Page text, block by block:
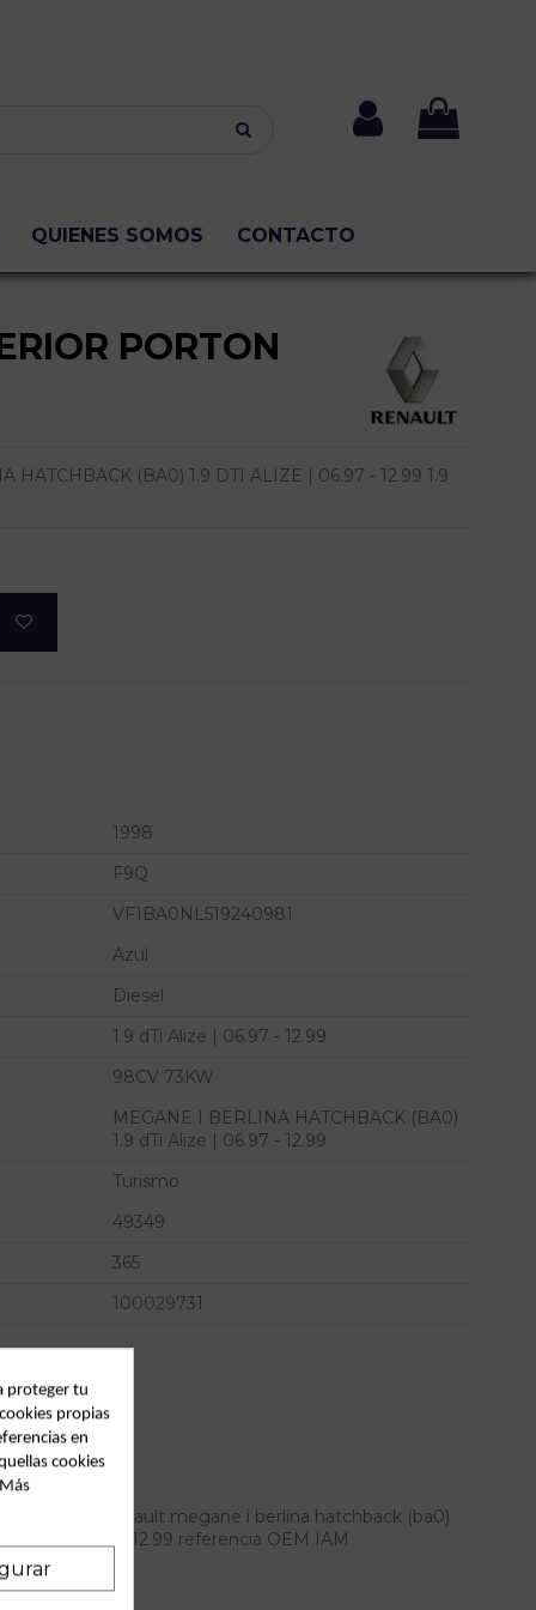
QUIENES SOMOS CONTACTO
PORTON
HATCHBACK (BA0) 1.9 DTI ALIZE | 06.97 - 12.99 1.9
1998
F9Q
VF1BA0NL519240981
Azul
Diesel
1.9 dTi Alize | 06.97 - 12.99
98CV 73KW
MEGANE I BERLINA HATCHBACK (BA0)
1.9 dTi Alize | 06.97 - 12.99
Turismo
49349
365
100029731
porton para renault megane i berlina hatchback (ba0)
alize | 06.97 - 12.99 referencia OEM IAM
proteger tu
propias
en
cookies